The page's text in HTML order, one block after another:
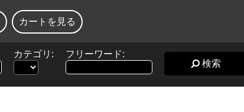
カートを見る
カテゴリ:
フリーワード:
検索